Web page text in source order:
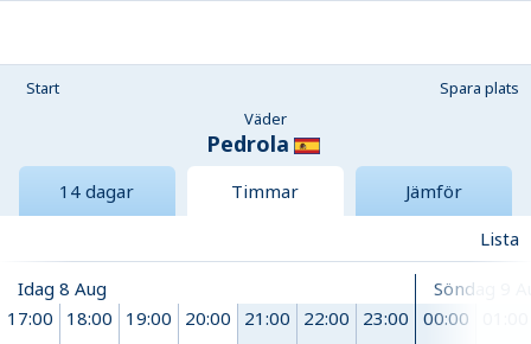
Start
Spara plats
Väder
Pedrola
14 dagar Timmar
Jämför
Lista
Idag 8 Aug
17:00
18:00 19:00 20:00 21:00 22:00 23:00
Söndag 9
00:00